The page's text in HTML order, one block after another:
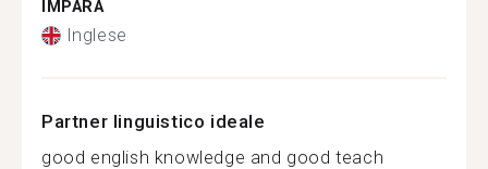
IMPARA
Inglese
Partner linguistico ideale
good english knowledge and good teach